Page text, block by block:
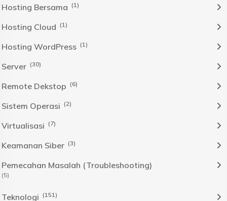
Hosting Bersama (1)
Hosting Cloud (1)
Hosting WordPress (1)
Server (30)
Remote Dekstop (6)
Sistem Operasi (2)
Virtualisasi (7)
Keamanan Siber (3)
Pemecahan Masalah (Troubleshooting)
(5)
Teknologi (151)